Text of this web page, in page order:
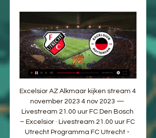
Excelsior AZ Alkmaar kijken stream 4
november 2023 4 nov 2023 —
Livestream 21.00 uur FC Den Bosch
– Excelsior · Livestream 21.00 uur FC
Utrecht Programma FC Utrecht -